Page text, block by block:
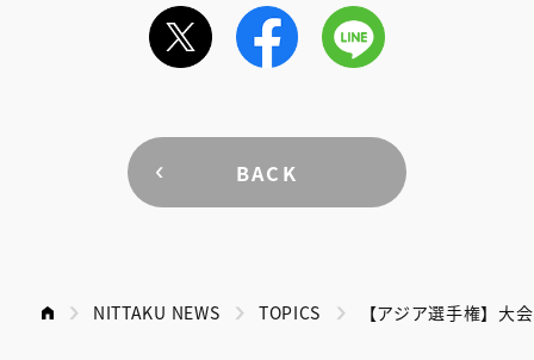
BACK
NITTAKU NEWS TOPICS 【アジア選手権】大